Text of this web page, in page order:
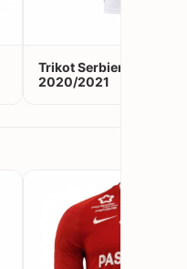
Trikot Serbien auswärts
2020/2021